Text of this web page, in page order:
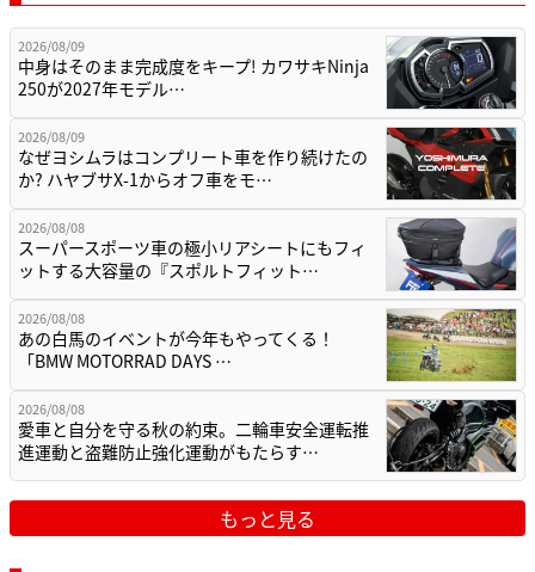
2026/08/09
中身はそのまま完成度をキープ! カワサキNinja
250が2027年モデル…
2026/08/09
なぜヨシムラはコンプリート車を作り続けたの
か? ハヤブサX-1からオフ車をモ…
2026/08/08
スーパースポーツ車の極小リアシートにもフィ
ットする大容量の『スポルトフィット…
2026/08/08
あの白馬のイベントが今年もやってくる！
「BMW MOTORRAD DAYS …
2026/08/08
愛車と自分を守る秋の約束。二輪車安全運転推
進運動と盗難防止強化運動がもたらす…
もっと見る